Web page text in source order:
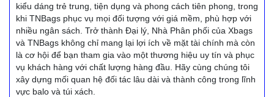
kiểu dáng trẻ trung, tiện dụng và phong cách tiên phong, trong
khi TNBags phục vụ mọi đối tượng với giá mềm, phù hợp với
nhiều ngân sách. Trở thành Đại lý, Nhà Phân phối của Xbags
và TNBags không chỉ mang lại lợi ích về mặt tài chính mà còn
là cơ hội để bạn tham gia vào một thương hiệu uy tín và phục
vụ khách hàng với chất lượng hàng đầu. Hãy cùng chúng tôi
xây dựng mối quan hệ đối tác lâu dài và thành công trong lĩnh
vực balo và túi xách.